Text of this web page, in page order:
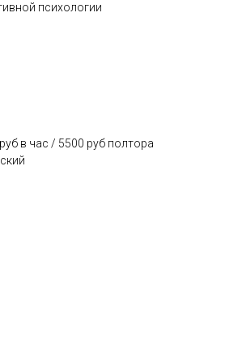
психологии
в час / 5500 руб полтора